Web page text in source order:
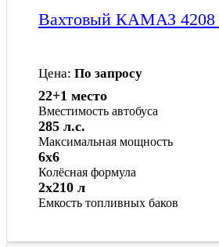
Вахтовый КАМАЗ
Цена: По запросу
Вместимость автобуса
22+1 место
Максимальная мощность
285 л.с.
Колёсная формула
6x6
Емкость топливных баков
2х210 л